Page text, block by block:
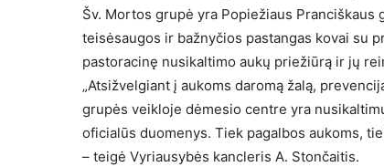
Šv. Mortos grupė yra Popiežiaus
teisėsaugos ir bažnyčios pastangas kovai su
pastoracinę nusikaltimo aukų priežiūrą ir jų
„Atsižvelgiant į aukoms daromą žalą,
grupės veikloje dėmesio centre yra
oficialūs duomenys. Tiek pagalbos aukoms,
– teigė Vyriausybės kancleris A. Stončaitis.